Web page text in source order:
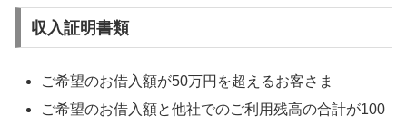
収入証明書類
ご希望のお借入額が50万円を超えるお客さま
ご希望のお借入額と他社でのご利用残高の合計が100